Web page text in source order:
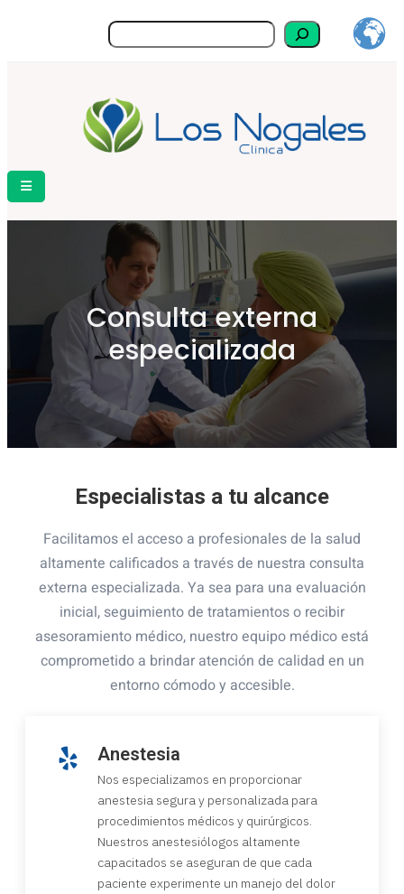
Buscar
Consulta externa
especializada
Especialistas a tu alcance
Facilitamos el acceso a profesionales de la salud
altamente calificados a través de nuestra consulta
externa especializada. Ya sea para una evaluación
inicial, seguimiento de tratamientos o recibir
asesoramiento médico, nuestro equipo médico está
comprometido a brindar atención de calidad en un
entorno cómodo y accesible.
Anestesia
Nos especializamos en proporcionar
anestesia segura y personalizada para
procedimientos médicos y quirúrgicos.
Nuestros anestesiólogos altamente
capacitados se aseguran de que cada
paciente experimente un manejo del dolor